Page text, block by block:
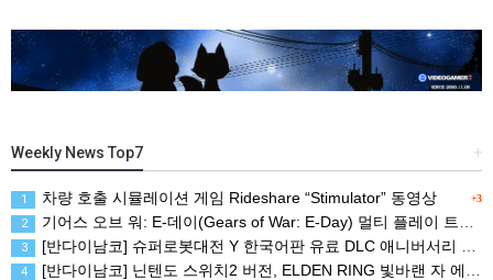
+
Weekly News Top7
+3
1 차량 호출 시뮬레이션 게임 Rideshare “Stimulator” 동영상
2 기어스 오브 워: E-데이(Gears of War: E-Day) 멀티 플레이 트레일러(XBSX/PC)
3 [반다이남코] 슈퍼로봇대전 Y 한국어판 유료 DLC 애니버서리 확장팩, 8월 5일 판매 시작
4 [반다이남코] 닌텐도 스위치2 버전, ELDEN RING 빛바랜 자 에디션 패키지 예약 판매, 8월 5일 시작